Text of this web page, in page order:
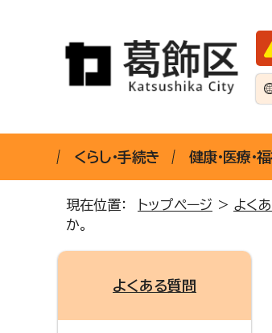
くらし・手続き 健康・医療・
現在位置： トップページ > よく
か。
よくある質問